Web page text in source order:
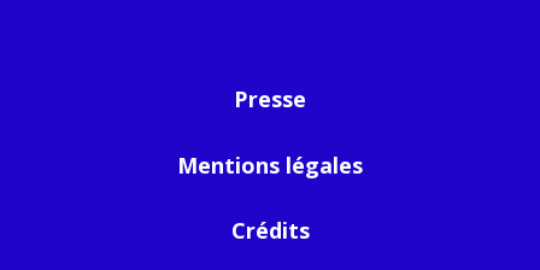
Presse
Mentions légales
Crédits